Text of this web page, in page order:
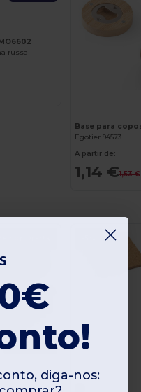
russa
Egotier 94573
A partir de:
1,14 €1,53 €
Pack x100
diga-nos: